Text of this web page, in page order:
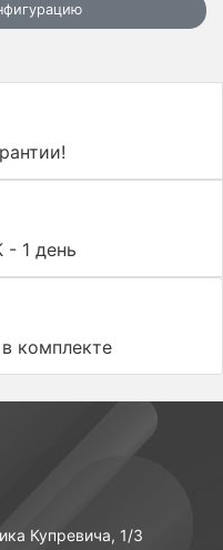
- 1 день
комплекте
Купревича, 1/3